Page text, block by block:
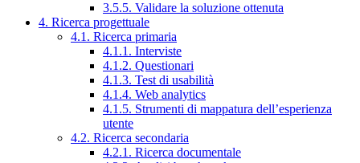
3.5.5. Validare la soluzione ottenuta
4. Ricerca progettuale
4.1. Ricerca primaria
4.1.1. Interviste
4.1.2. Questionari
4.1.3. Test di usabilità
4.1.4. Web analytics
4.1.5. Strumenti di mappatura dell’esperienza
utente
4.2. Ricerca secondaria
4.2.1. Ricerca documentale